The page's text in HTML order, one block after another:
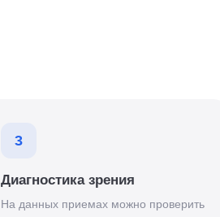
3
Диагностика зрения
На данных приемах можно проверить